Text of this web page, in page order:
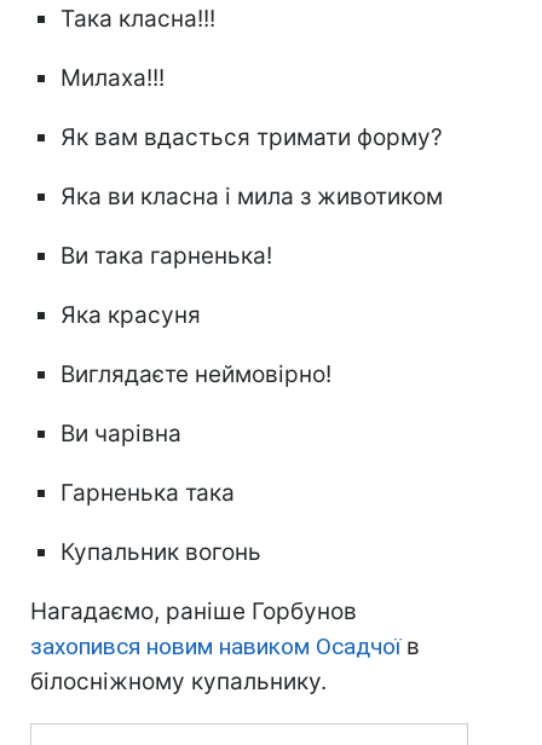
Така класна!!!
Милаха!!!
Як вам вдасться тримати форму?
Яка ви класна і мила з животиком
Ви така гарненька!
Яка красуня
Виглядаєте неймовірно!
Ви чарівна
Гарненька така
Купальник вогонь
Нагадаємо, раніше Горбунов
захопився новим навиком Осадчоїв
білосніжному купальнику.